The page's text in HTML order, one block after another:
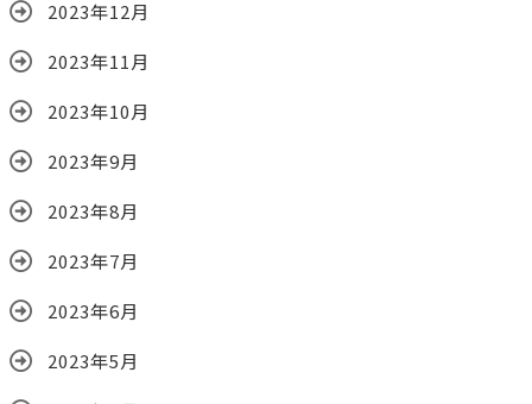
2023年12月
2023年11月
2023年10月
2023年9月
2023年8月
2023年7月
2023年6月
2023年5月